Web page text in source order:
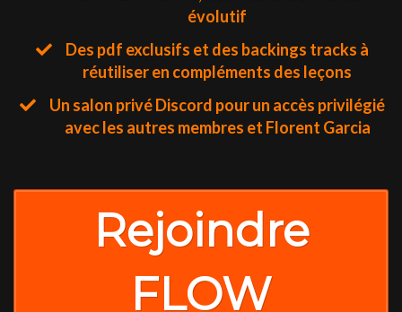
évolutif
​Des pdf exclusifs et des backings tracks à
réutiliser en compléments des leçons
​Un salon privé Discord pour un accès privilégié
avec les autres membres et Florent Garcia
Rejoindre
FLOW